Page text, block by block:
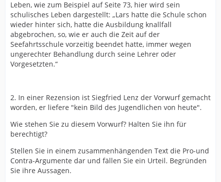
Leben, wie zum Beispiel auf Seite 73, hier wird sein
schulisches Leben dargestellt: „Lars hatte die Schule schon
wieder hinter sich, hatte die Ausbildung knallfall
abgebrochen, so, wie er auch die Zeit auf der
Seefahrtsschule vorzeitig beendet hatte, immer wegen
ungerechter Behandlung durch seine Lehrer oder
Vorgesetzten.“
2. In einer Rezension ist Siegfried Lenz der Vorwurf gemacht
worden, er liefere "kein Bild des Jugendlichen von heute".
Wie stehen Sie zu diesem Vorwurf? Halten Sie ihn für
berechtigt?
Stellen Sie in einem zusammenhängenden Text die Pro-und
Contra-Argumente dar und fällen Sie ein Urteil. Begründen
Sie ihre Aussagen.